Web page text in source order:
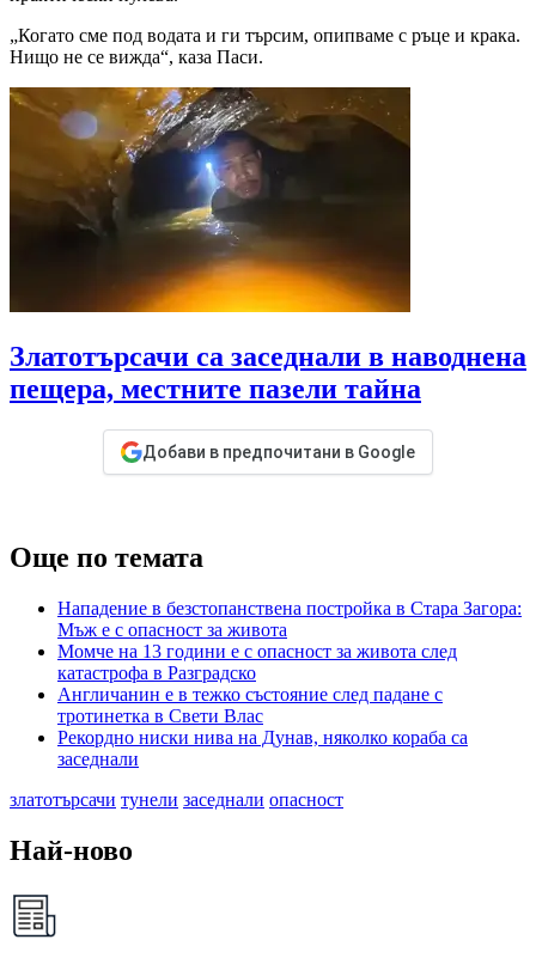
„Когато сме под водата и ги търсим, опипваме с ръце и крака.
Нищо не се вижда“, каза Паси.
Златотърсачи са заседнали в наводнена
пещера, местните пазели тайна
Добави в предпочитани в Google
Още по темата
Нападение в безстопанствена постройка в Стара Загора:
Мъж е с опасност за живота
Момче на 13 години е с опасност за живота след
катастрофа в Разградско
Англичанин е в тежко състояние след падане с
тротинетка в Свети Влас
Рекордно ниски нива на Дунав, няколко кораба са
заседнали
златотърсачи тунели заседнали опасност
Най-ново